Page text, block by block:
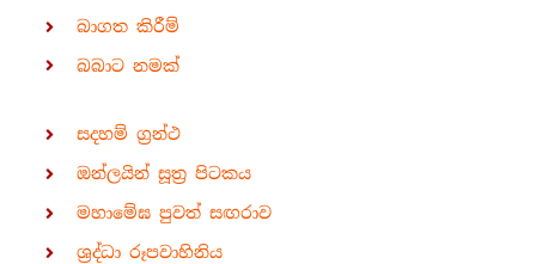
බාගත කිරීම්
බබාට නමක්
සදහම් ග්‍රන්ථ
ඔන්ලයින් සූත්‍ර පිටකය
මහාමේඝ පුවත් සඟරාව
ශ්‍රද්ධා රූපවාහිනිය